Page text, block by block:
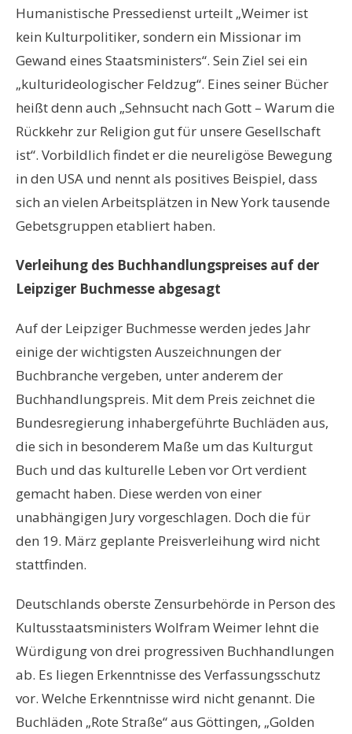
Humanistische Pressedienst urteilt „Weimer ist
kein Kulturpolitiker, sondern ein Missionar im
Gewand eines Staatsministers“. Sein Ziel sei ein
„kulturideologischer Feldzug“. Eines seiner Bücher
heißt denn auch „Sehnsucht nach Gott – Warum die
Rückkehr zur Religion gut für unsere Gesellschaft
ist“. Vorbildlich findet er die neureligöse Bewegung
in den USA und nennt als positives Beispiel, dass
sich an vielen Arbeitsplätzen in New York tausende
Gebetsgruppen etabliert haben.
Verleihung des Buchhandlungspreises auf der
Leipziger Buchmesse abgesagt
Auf der Leipziger Buchmesse werden jedes Jahr
einige der wichtigsten Auszeichnungen der
Buchbranche vergeben, unter anderem der
Buchhandlungspreis. Mit dem Preis zeichnet die
Bundesregierung inhabergeführte Buchläden aus,
die sich in besonderem Maße um das Kulturgut
Buch und das kulturelle Leben vor Ort verdient
gemacht haben. Diese werden von einer
unabhängigen Jury vorgeschlagen. Doch die für
den 19. März geplante Preisverleihung wird nicht
stattfinden.
Deutschlands oberste Zensurbehörde in Person des
Kultusstaatsministers Wolfram Weimer lehnt die
Würdigung von drei progressiven Buchhandlungen
ab. Es liegen Erkenntnisse des Verfassungsschutz
vor. Welche Erkenntnisse wird nicht genannt. Die
Buchläden „Rote Straße“ aus Göttingen, „Golden